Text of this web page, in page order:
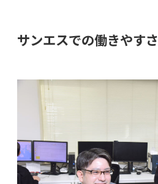
サンエスでの働きやすさ